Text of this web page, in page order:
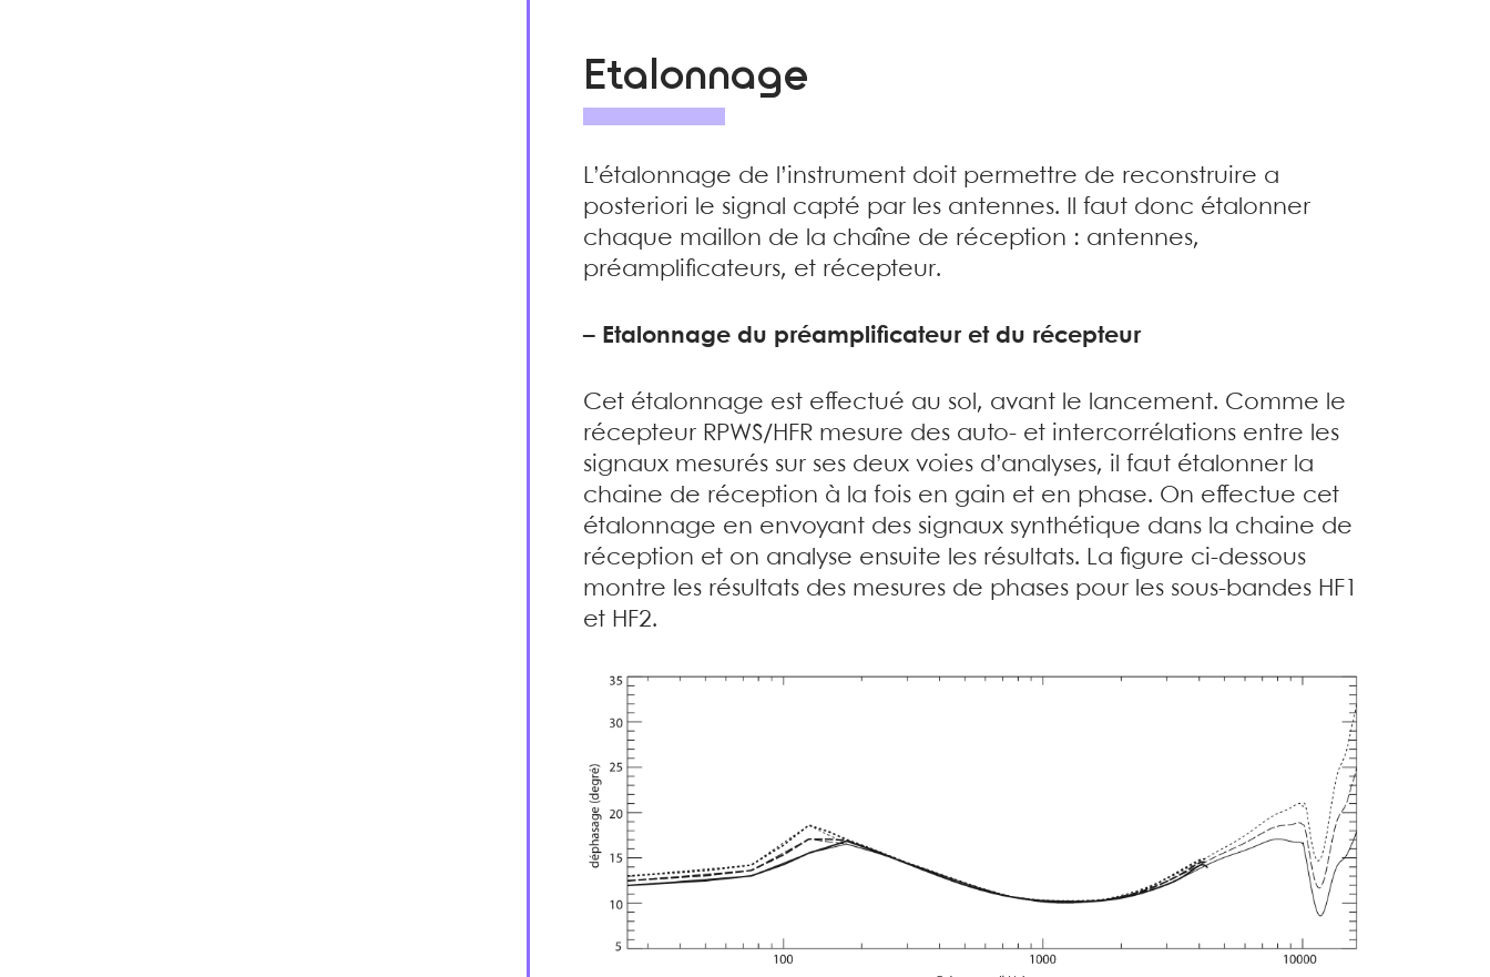
Etalonnage
L’étalonnage de l’instrument doit permettre de reconstruire a
posteriori le signal capté par les antennes. Il faut donc étalonner
chaque maillon de la chaîne de réception : antennes,
préamplificateurs, et récepteur.
– Etalonnage du préamplificateur et du récepteur
Cet étalonnage est effectué au sol, avant le lancement. Comme le
récepteur RPWS/HFR mesure des auto- et intercorrélations entre les
signaux mesurés sur ses deux voies d’analyses, il faut étalonner la
chaine de réception à la fois en gain et en phase. On effectue cet
étalonnage en envoyant des signaux synthétique dans la chaine de
réception et on analyse ensuite les résultats. La figure ci-dessous
montre les résultats des mesures de phases pour les sous-bandes HF1
et HF2.